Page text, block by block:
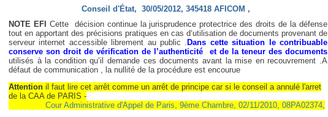
Conseil d'État, 30/05/2012, 345418 AFICOM ,
NOTE EFI Cette décision continue la jurisprudence protectrice des droits de la défense
tout en apportant des précisions pratiques en cas d‘utilisation de documents provenant de
serveur internet accessible librement au public .
Dans cette situation le contribuable
conserve son droit de vérification de l’authenticité
et de la teneur des documents
utilisés à la condition qu’il demande ces documents avant la mise en recouvrement .A
défaut de communication , la nullité de la procédure est encourue
Attention il faut lire cet arrêt comme un arrêt de principe car si le conseil a annulé l'arret
de la CAA de PARIS -
Cour Administrative d'Appel de Paris, 9ème Chambre, 02/11/2010, 08PA02374,